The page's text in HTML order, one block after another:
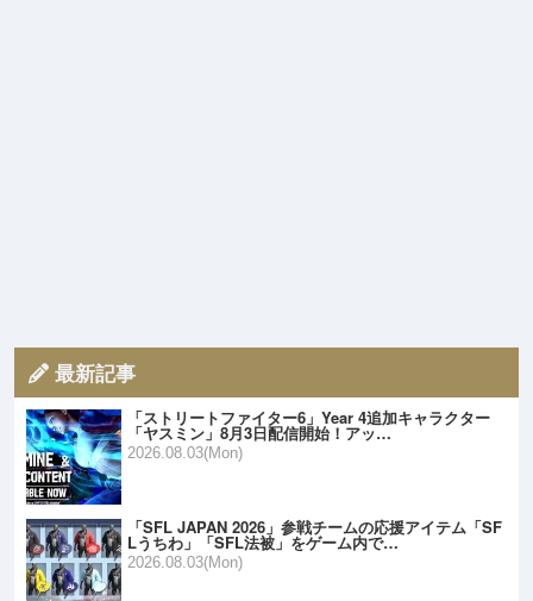
最新記事
「ストリートファイター6」Year 4追加キャラクター
「ヤスミン」8月3日配信開始！アッ…
2026.08.03(Mon)
「SFL JAPAN 2026」参戦チームの応援アイテム「SF
Lうちわ」「SFL法被」をゲーム内で…
2026.08.03(Mon)